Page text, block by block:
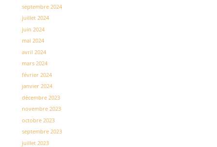
septembre 2024
juillet 2024
juin 2024
mai 2024
avril 2024
mars 2024
février 2024
janvier 2024
décembre 2023
novembre 2023
octobre 2023
septembre 2023
juillet 2023